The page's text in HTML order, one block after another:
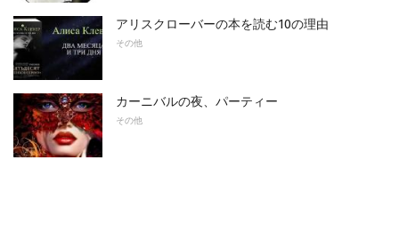
アリスクローバーの本を読む10の理由
その他
カーニバルの夜、パーティー
その他